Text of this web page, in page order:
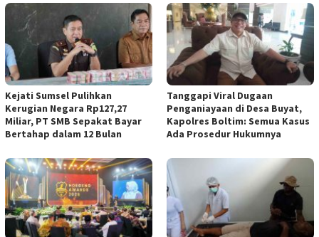
Kejati Sumsel Pulihkan
Kerugian Negara Rp127,27
Miliar, PT SMB Sepakat Bayar
Bertahap dalam 12 Bulan
Tanggapi Viral Dugaan
Penganiayaan di Desa Buyat,
Kapolres Boltim: Semua Kasus
Ada Prosedur Hukumnya